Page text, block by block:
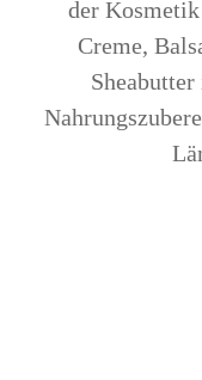
der
Creme,